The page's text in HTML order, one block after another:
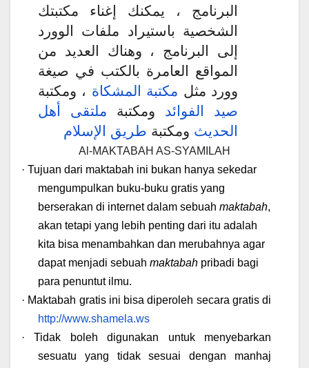
البرنامج ، يمكنك إغناء مكتبتك
الشخصية باستيراد ملفات الوورد
إلى البرنامج ، وهناك العديد من
المواقع العامرة بالكتب في صيغة
وورد مثل مكتبة المشكاة ، ومكتبة
صيد الفوائد ومكتبة ملتقى أهل
الحديث ومكتبة طريق الإسلام
Al-MAKTABAH AS-SYAMILAH
· Tujuan dari maktabah ini bukan hanya sekedar
mengumpulkan buku-buku gratis yang
berserakan di internet dalam sebuah maktabah,
akan tetapi yang lebih penting dari itu adalah
kita bisa menambahkan dan merubahnya agar
dapat menjadi sebuah maktabah pribadi bagi
para penuntut ilmu.
· Maktabah gratis ini bisa diperoleh secara gratis di
http://www.shamela.ws
·Tidak boleh digunakan untuk menyebarkan
sesuatu yang tidak sesuai dengan manhaj